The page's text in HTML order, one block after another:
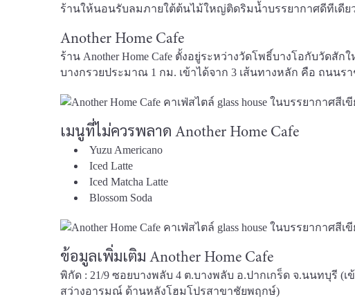
ร้านให้นอนรับลมภายใต้ต้นไม้ใหญ่ติดริมน้ำบรรยากาศดีทีเดีย
Another Home Cafe
ร้าน Another Home Cafe ตั้งอยู่ระหว่างวัดโพธิ์บางโอกับวัดสั
บางกรวยประมาณ 1 กม. เข้าได้จาก 3 เส้นทางหลัก คือ ถนน
เมนูที่ไม่ควรพลาด Another Home Cafe
Yuzu Americano
Iced Latte
Iced Matcha Latte
Blossom Soda
ข้อมูลเพิ่มเติม Another Home Cafe
พิกัด : 21/9 ซอยบางพลับ 4 ต.บางพลับ อ.ปากเกร็ด จ.นนทบุรี (
สว่างอารมณ์ ด้านหลังโฮมโปรสาขาชัยพฤกษ์)